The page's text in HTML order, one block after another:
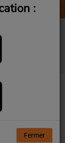
Yoan
:
Fermer